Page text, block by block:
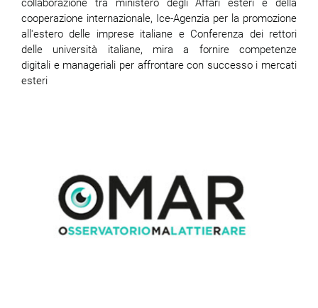
cooperazione internazionale, Ice-Agenzia per la promozione
all'estero delle imprese italiane e Conferenza dei rettori
delle università italiane, mira a fornire competenze
digitali e manageriali per affrontare con successo i mercati
esteri